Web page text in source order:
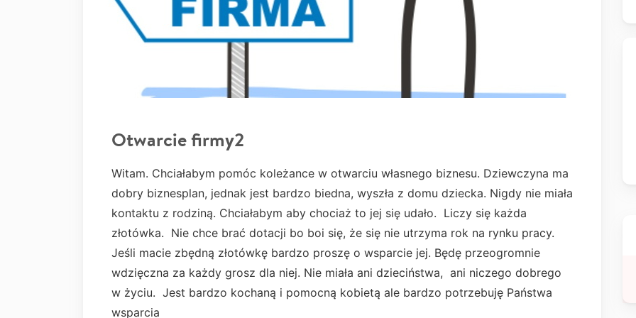
Otwarcie firmy2
Witam. Chciałabym pomóc koleżance w otwarciu własnego biznesu. Dziewczyna ma
dobry biznesplan, jednak jest bardzo biedna, wyszła z domu dziecka. Nigdy nie miała
kontaktu z rodziną. Chciałabym aby chociaż to jej się udało. Liczy się każda
złotówka. Nie chce brać dotacji bo boi się, że się nie utrzyma rok na rynku pracy.
Jeśli macie zbędną złotówkę bardzo proszę o wsparcie jej. Będę przeogromnie
wdzięczna za każdy grosz dla niej. Nie miała ani dzieciństwa, ani niczego dobrego
w życiu. Jest bardzo kochaną i pomocną kobietą ale bardzo potrzebuję Państwa
wsparcia